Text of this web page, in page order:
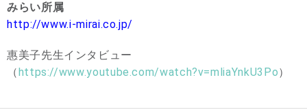
みらい所属
http://www.i-mirai.co.jp/
惠美子先生インタビュー
（https://www.youtube.com/watch?v=mliaYnkU3Po）